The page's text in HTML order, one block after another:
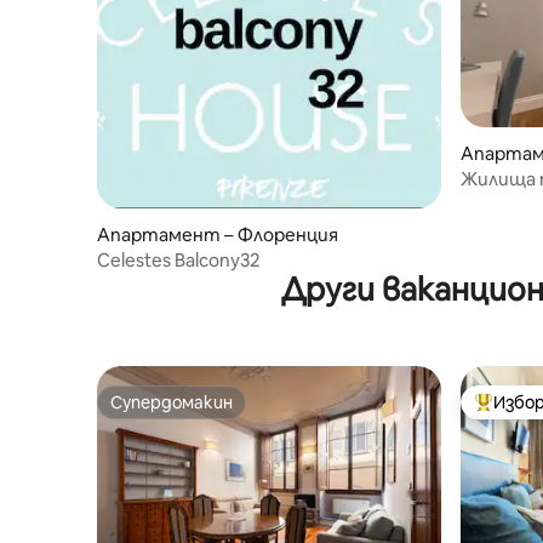
Апартамент – Флоренция
Celestes Balcony32
Жилища
Други
Супердомакин
Супердомакин Най-